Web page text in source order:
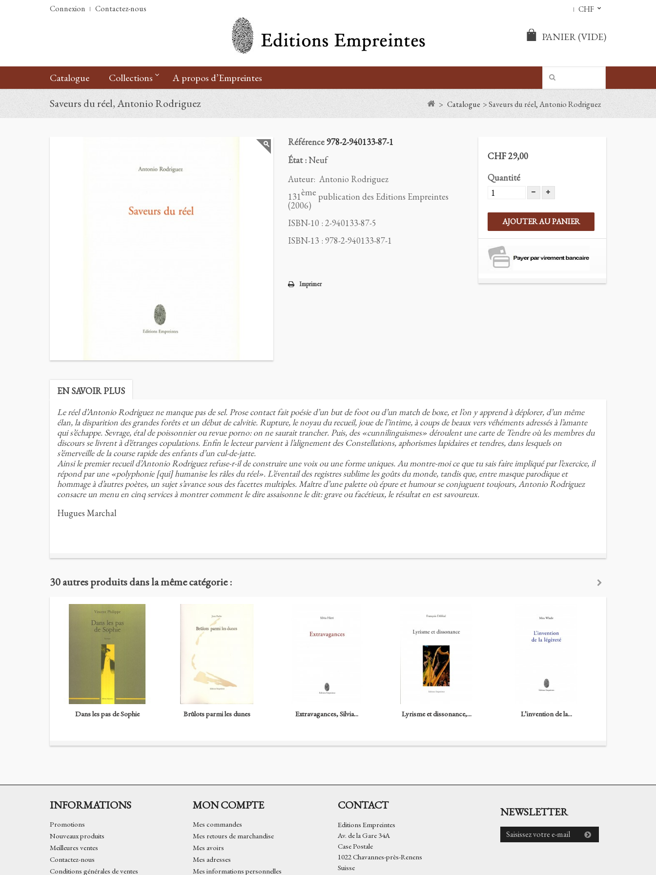
Connexion CHF
Contactez-nous
PANIER(VIDE)
Catalogue Collections A propos d’Empreintes
> Catalogue >Saveurs du réel, Antonio Rodriguez
Saveurs du réel, Antonio Rodriguez
Référence978-2-940133-87-1
État :Neuf
Auteur: Antonio Rodriguez
131ème publication des Editions Empreintes
(2006)
ISBN-10 : 2-940133-87-5
ISBN-13 : 978-2-940133-87-1
Imprimer
CHF 29,00
Quantité
AJOUTER AU PANIER
EN SAVOIR PLUS
Le réel d’Antonio Rodriguez ne manque pas de sel. Prose contact fait poésie d’un but de foot ou d’un match de boxe, et l’on y apprend à déplorer, d’un même
élan, la disparition des grandes forêts et un début de calvitie. Rupture, le noyau du recueil, joue de l’intime, à coups de beaux vers véhéments adressés à l’amante
qui s’échappe. Sevrage, étal de poissonnier ou revue porno: on ne saurait trancher. Puis, des «cunnilinguismes» déroulent une carte de Tendre où les membres du
discours se livrent à d’étranges copulations. Enfin le lecteur parvient à l’alignement des Constellations, aphorismes lapidaires et tendres, dans lesquels on
s’émerveille de la course rapide des enfants d’un cul-de-jatte.
Ainsi le premier recueil d’Antonio Rodriguez refuse-r-il de construire une voix ou une forme uniques. Au montre-moi ce que tu sais faire impliqué par l’exercice, il
répond par une «polyphonie [qui] humanise les râles du réel». L’éventail des registres sublime les goûts du monde, tandis que, entre masque parodique et
hommage à d’autres poètes, un sujet s’avance sous des facettes multiples. Maître d’une palette où épure et humour se conjuguent toujours, Antonio Rodriguez
consacre un menu en cinq services à montrer comment le dire assaisonne le dit: grave ou facétieux, le résultat en est savoureux.
Hugues Marchal
30 autres produits dans la même catégorie :
Dans les pas de Sophie Brûlots parmi les dunes Extravagances, Silvia... Lyrisme et dissonance,... L’invention de la...
INFORMATIONS
Promotions
Nouveaux produits
Meilleures ventes
Contactez-nous
Conditions générales de ventes
MON COMPTE
Mes commandes
Mes retours de marchandise
Mes avoirs
Mes adresses
Mes informations personnelles
CONTACT
Editions Empreintes
Av. de la Gare 34A
Case Postale
1022 Chavannes-près-Renens
NEWSLETTER